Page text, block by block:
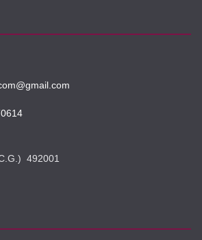
492001